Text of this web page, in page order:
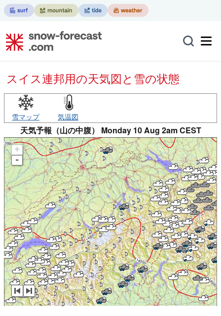
スイス連邦用の天気図と雪の状態
雪マップ 気温図
天気予報（山の中腹） Monday 10 Aug 2am CEST
+
-